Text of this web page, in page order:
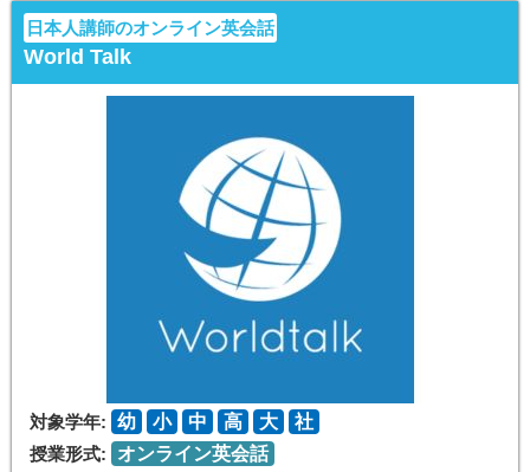
日本人講師のオンライン英会話
World Talk
対象学年: 幼 小 中 高 大
社
授業形式:
オンライン英会話